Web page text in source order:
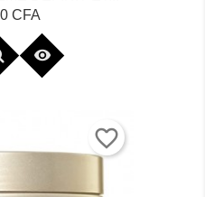
CFA

favorite_border